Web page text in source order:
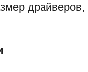
драйверов,